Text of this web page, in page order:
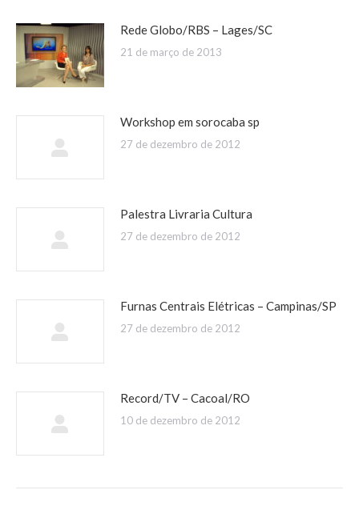
Rede Globo/RBS – Lages/SC
21 de março de 2013
Workshop em sorocaba sp
27 de dezembro de 2012
Palestra Livraria Cultura
27 de dezembro de 2012
Furnas Centrais Elétricas – Campinas/SP
27 de dezembro de 2012
Record/TV – Cacoal/RO
10 de dezembro de 2012